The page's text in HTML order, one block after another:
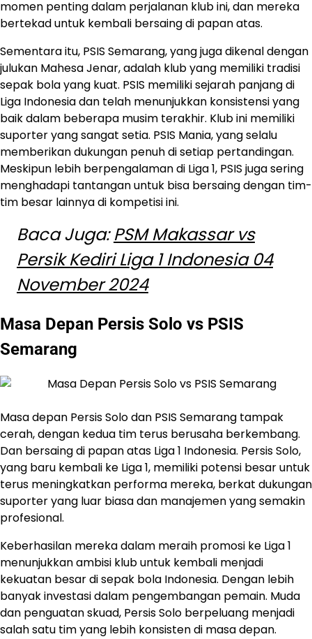
momen penting dalam perjalanan klub ini, dan mereka
bertekad untuk kembali bersaing di papan atas.
Sementara itu, PSIS Semarang, yang juga dikenal dengan
julukan Mahesa Jenar, adalah klub yang memiliki tradisi
sepak bola yang kuat. PSIS memiliki sejarah panjang di
Liga Indonesia dan telah menunjukkan konsistensi yang
baik dalam beberapa musim terakhir. Klub ini memiliki
suporter yang sangat setia. PSIS Mania, yang selalu
memberikan dukungan penuh di setiap pertandingan.
Meskipun lebih berpengalaman di Liga 1, PSIS juga sering
menghadapi tantangan untuk bisa bersaing dengan tim-
tim besar lainnya di kompetisi ini.
Baca Juga:PSM Makassar vs
Persik Kediri Liga 1 Indonesia 04
November 2024
Masa Depan Persis Solo vs PSIS
Semarang
Masa depan Persis Solo dan PSIS Semarang tampak
cerah, dengan kedua tim terus berusaha berkembang.
Dan bersaing di papan atas Liga 1 Indonesia. Persis Solo,
yang baru kembali ke Liga 1, memiliki potensi besar untuk
terus meningkatkan performa mereka, berkat dukungan
suporter yang luar biasa dan manajemen yang semakin
profesional.
Keberhasilan mereka dalam meraih promosi ke Liga 1
menunjukkan ambisi klub untuk kembali menjadi
kekuatan besar di sepak bola Indonesia. Dengan lebih
banyak investasi dalam pengembangan pemain. Muda
dan penguatan skuad, Persis Solo berpeluang menjadi
salah satu tim yang lebih konsisten di masa depan.